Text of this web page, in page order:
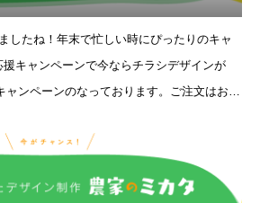
したね！年末で忙しい時にぴったりのキャ
キャンペーンで今ならチラシデザインが
ャンペーンのなっております。ご注文はお早
、ま